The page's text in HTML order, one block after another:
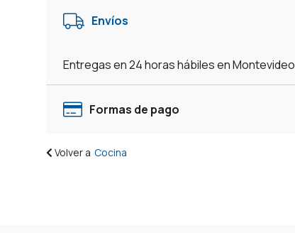
Blanco
Envíos
Entregas en 24 horas hábiles en Montevideo
Formas de pago
Volver a Cocina